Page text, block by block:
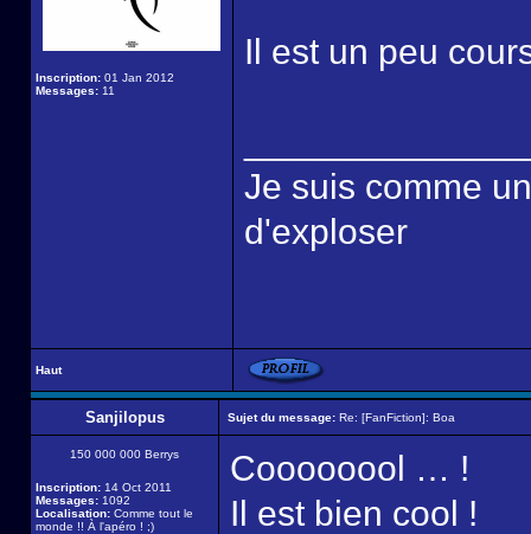
Inscription: 01 Jan 2012
Messages: 11
Il est un peu
Je suis comme
d'exploser
Haut
Sanjilopus Sujet du message: Re: [FanFiction]: Boa
150 000 000 Berrys
Inscription: 14 Oct 2011
Messages: 1092
Localisation: Comme tout le
monde !! À l'apéro ! ;)
Coooooool … !
Il est bien cool !